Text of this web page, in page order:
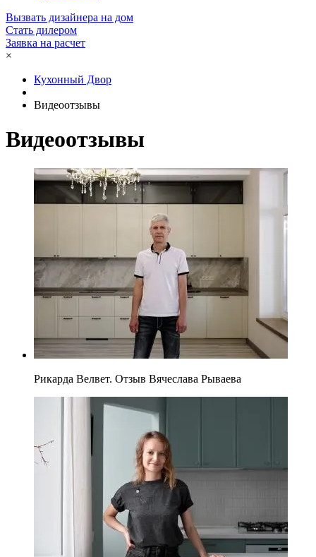
Вызвать дизайнера на дом
Стать дилером
Заявка на расчет
×
Кухонный Двор
Видеоотзывы
Видеоотзывы
Рикарда Велвет. Отзыв Вячеслава Рываева